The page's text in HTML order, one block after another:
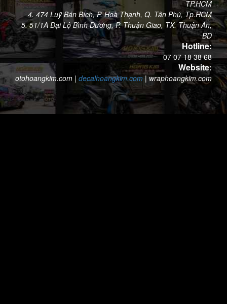
TP.HCM
4. 474 Luỹ Bán Bích, P. Hoà Thạnh, Q. Tân Phú, Tp.HCM
5. 51/1A Đại Lộ Bình Dương, P. Thuận Giao, TX. Thuận An,
BD
Hotline:
07 07 18 38 68
Website:
otohoangkim.com | decalhoangkim.com|wraphoangkim.com